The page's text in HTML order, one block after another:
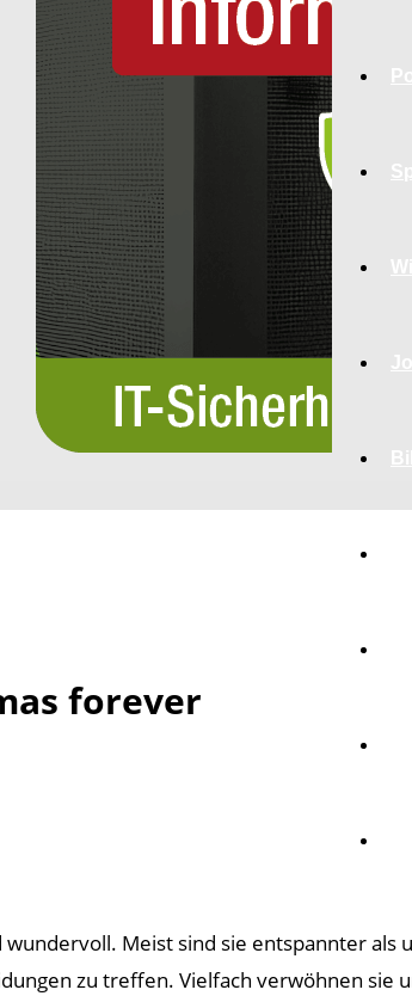
forever
wundervoll. Meist sind sie entspannter
zu treffen. Vielfach verwöhnen sie